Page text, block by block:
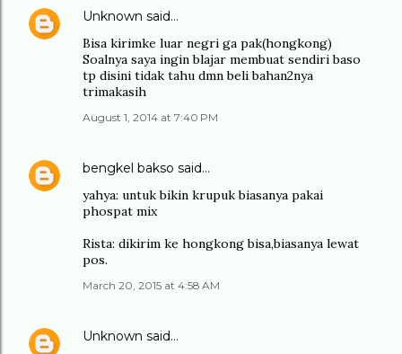
Unknown said…
Bisa kirimke luar negri ga pak(hongkong)
Soalnya saya ingin blajar membuat sendiri baso
tp disini tidak tahu dmn beli bahan2nya
trimakasih
August 1, 2014 at 7:40 PM
bengkel bakso said…
yahya: untuk bikin krupuk biasanya pakai
phospat mix
Rista: dikirim ke hongkong bisa,biasanya lewat
pos.
March 20, 2015 at 4:58 AM
Unknown said…